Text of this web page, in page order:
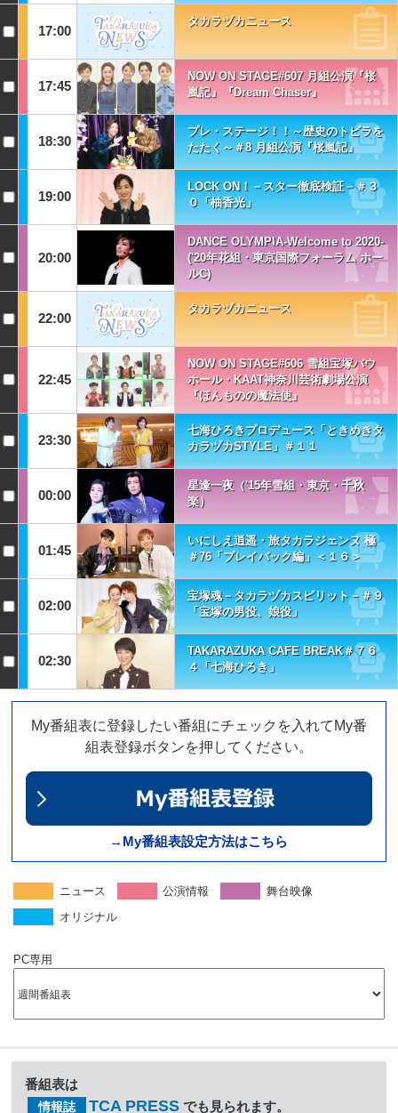
17:00
タカラヅカニュース
17:45
NOW ON STAGE#607 月組公演『桜
嵐記』『Dream Chaser』
18:30
プレ・ステージ！！～歴史のトビラを
たたく～＃8 月組公演『桜嵐記』
19:00
LOCK ON！－スター徹底検証－＃３
０「柚香光」
20:00
DANCE OLYMPIA-Welcome to 2020-
('20年花組・東京国際フォーラム ホー
ルC)
22:00
タカラヅカニュース
22:45
NOW ON STAGE#606 雪組宝塚バウ
ホール・KAAT神奈川芸術劇場公演
『ほんものの魔法使』
23:30
七海ひろきプロデュース「ときめきタ
カラヅカSTYLE」＃１１
00:00
星逢一夜（'15年雪組・東京・千秋
楽）
01:45
いにしえ逍遥・旅タカラジェンヌ 極
＃76「プレイバック編」＜１６＞
02:00
宝塚魂－タカラヅカスピリット－＃９
「宝塚の男役、娘役」
02:30
TAKARAZUKA CAFE BREAK＃７６
４「七海ひろき」
My番組表に登録したい番組にチェックを入れてMy番
組表登録ボタンを押してください。
→My番組表設定方法はこちら
ニュース 公演情報
舞台映像
オリジナル
PC専用
番組表は
情報誌 TCA PRESS でも見られます。